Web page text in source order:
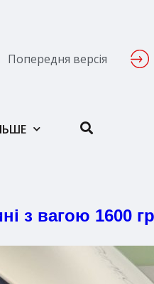
Попередня версія
з вагою 1600